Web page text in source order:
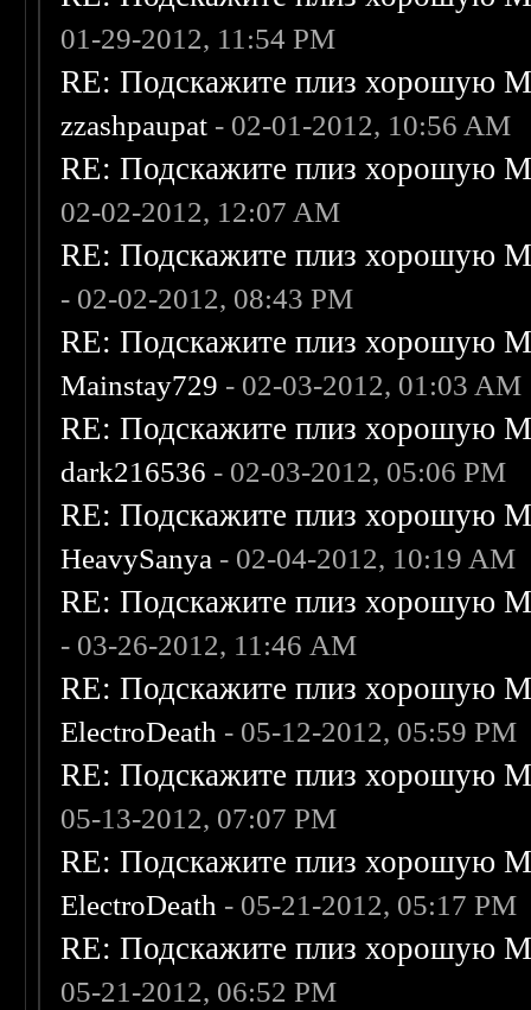
01-29-2012, 11:54 PM
RE: Подскажите плиз хорошую
zzashpaupat - 02-01-2012, 10:56 AM
RE: Подскажите плиз хорошую
02-02-2012, 12:07 AM
RE: Подскажите плиз хорошую
- 02-02-2012, 08:43 PM
RE: Подскажите плиз хорошую
Mainstay729 - 02-03-2012, 01:03 AM
RE: Подскажите плиз хорошую
dark216536 - 02-03-2012, 05:06 PM
RE: Подскажите плиз хорошую
HeavySanya - 02-04-2012, 10:19 AM
RE: Подскажите плиз хорошую
- 03-26-2012, 11:46 AM
RE: Подскажите плиз хорошую
ElectroDeath - 05-12-2012, 05:59 PM
RE: Подскажите плиз хорошую
05-13-2012, 07:07 PM
RE: Подскажите плиз хорошую
ElectroDeath - 05-21-2012, 05:17 PM
RE: Подскажите плиз хорошую
05-21-2012, 06:52 PM